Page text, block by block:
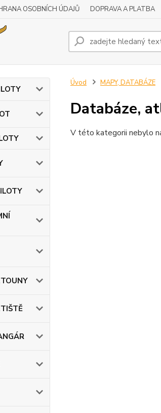
OSOBNÍCH ÚDAJŮ DOPRAVA A PLATBA
Úvod MAPY, DATABÁZE
Databáze,
V této kategorii nebylo